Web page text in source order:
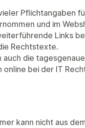
Pflichtangaben
und im
Links
Rechtstexte.
die
online bei der IT
kann nicht aus